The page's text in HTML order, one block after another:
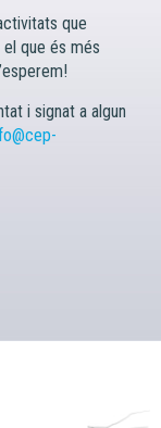
que
que és més
i signat a algun